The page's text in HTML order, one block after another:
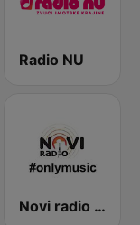
Radio NU
Novi radio Zadar - #onlymusic